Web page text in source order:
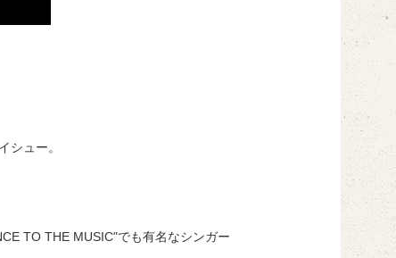
シュー。
TO THE MUSIC"でも有名なシンガー